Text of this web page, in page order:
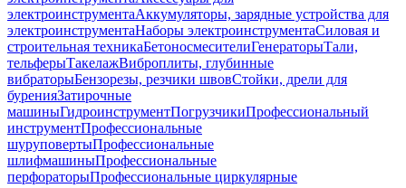
электроинструментаАккумуляторы, зарядные устройства для
электроинструментаНаборы электроинструментаСиловая и
строительная техникаБетоносмесителиГенераторыТали,
тельферыТакелажВиброплиты, глубинные
вибраторыБензорезы, резчики швовСтойки, дрели для
буренияЗатирочные
машиныГидроинструментПогрузчикиПрофессиональный
инструментПрофессиональные
шуруповертыПрофессиональные
шлифмашиныПрофессиональные
перфораторыПрофессиональные циркулярные